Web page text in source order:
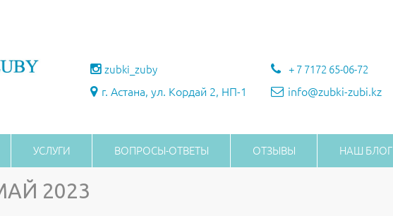
zubki_zuby
г. Астана, ул. Кордай 2, НП-1
+ 7 7172 65-06-72
info@zubki-zubi.kz
УСЛУГИ ВОПРОСЫ-ОТВЕТЫ ОТЗЫВЫ НАШ БЛОГ
2023